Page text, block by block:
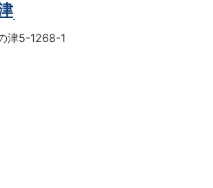
津5-1268-1